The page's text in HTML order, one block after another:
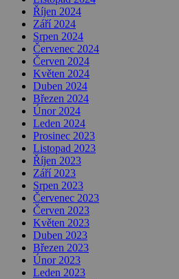
Říjen 2024
Září 2024
Srpen 2024
Červenec 2024
Červen 2024
Květen 2024
Duben 2024
Březen 2024
Únor 2024
Leden 2024
Prosinec 2023
Listopad 2023
Říjen 2023
Září 2023
Srpen 2023
Červenec 2023
Červen 2023
Květen 2023
Duben 2023
Březen 2023
Únor 2023
Leden 2023